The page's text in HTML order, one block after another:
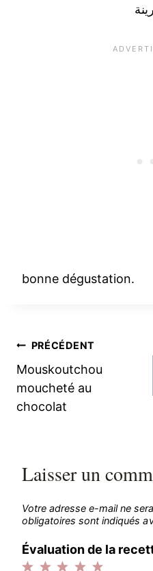
bonne dégustation.
Navigation
de
l’article
PRÉCÉDENT
Mouskoutchou
moucheté au
chocolat
Laisser un
Votre adresse e-mail ne
obligatoires sont indiqués
Évaluation de la